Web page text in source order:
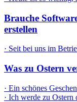
Brauche
erstellen
· Seit bei uns im
Was zu Ostern
· Ein schönes
· Ich werde zu Ostern